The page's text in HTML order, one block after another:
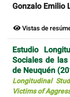
Gonzalo Emilio
Vistas de
Estudio
Sociales de
de Neuquén
Longitudinal
Victims of